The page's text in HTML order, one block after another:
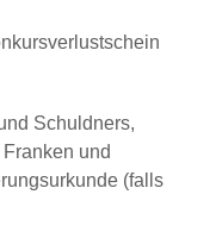
Schuldners,
und
(falls